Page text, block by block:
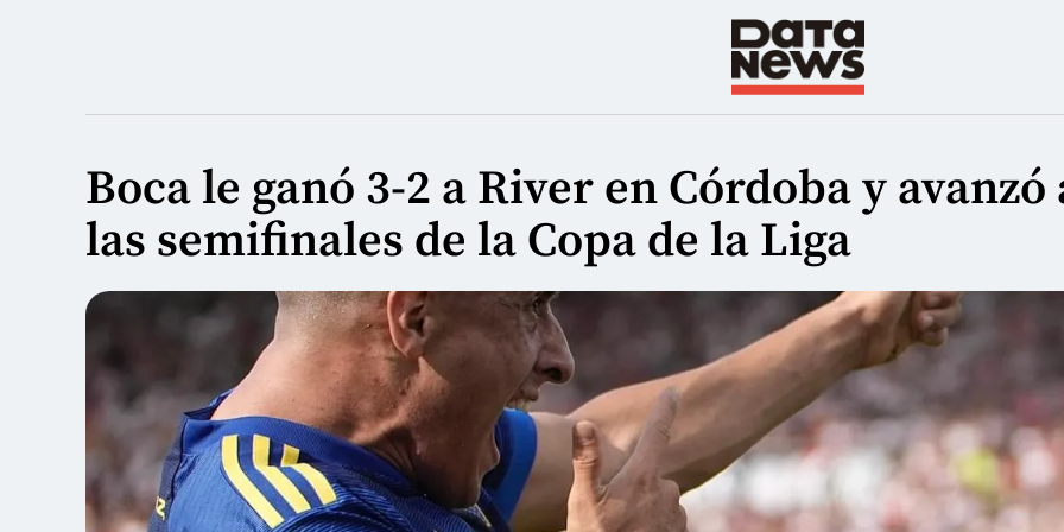
Boca le ganó 3-2 a River en Córdoba y avanzó
las semifinales de la Copa de la Liga